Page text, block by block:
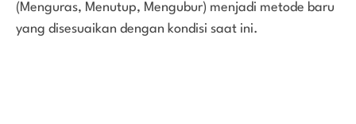
(Menguras, Menutup, Mengubur) menjadi metode baru
yang disesuaikan dengan kondisi saat ini.